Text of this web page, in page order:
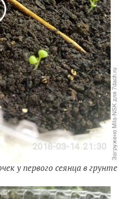
у первого сеянца в грунте